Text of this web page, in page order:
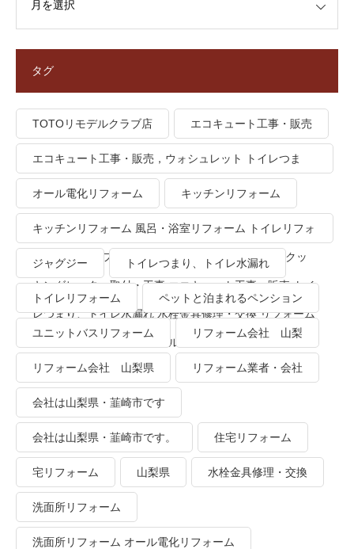
タグ
TOTOリモデルクラブ店 エコキュート工事・販売
エコキュート工事・販売，ウォシュレット トイレつま
り、トイレ水漏れ
オール電化リフォーム キッチンリフォーム
キッチンリフォーム 風呂・浴室リフォーム トイレリフォ
ーム 洗面所リフォーム オール電化リフォーム ＩＨクッ
キングヒーター取付・工事 エコキュート工事・販売 トイ
レつまり、トイレ水漏れ 水栓金具修理・交換 リフォーム
業者・会社 ＴＯＴＯリモデルクラブ
ジャグジー トイレつまり、トイレ水漏れ
トイレリフォーム ペットと泊まれるペンション
ユニットバスリフォーム リフォーム会社 山梨
リフォーム会社 山梨県 リフォーム業者・会社
会社は山梨県・韮崎市です
会社は山梨県・韮崎市です。 住宅リフォーム
宅リフォーム 山梨県 水栓金具修理・交換
洗面所リフォーム
洗面所リフォーム オール電化リフォーム